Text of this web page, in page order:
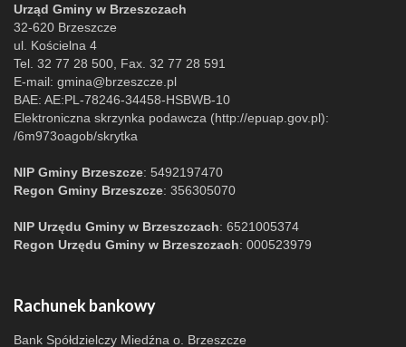
Urząd Gminy w Brzeszczach
32-620 Brzeszcze
ul. Kościelna 4
Tel. 32 77 28 500, Fax. 32 77 28 591
E-mail: gmina@brzeszcze.pl
BAE: AE:PL-78246-34458-HSBWB-10
Elektroniczna skrzynka podawcza (http://epuap.gov.pl):
/6m973oagob/skrytka
NIP Gminy Brzeszcze: 5492197470
Regon Gminy Brzeszcze: 356305070
NIP Urzędu Gminy w Brzeszczach: 6521005374
Regon Urzędu Gminy w Brzeszczach: 000523979
Rachunek bankowy
Bank Spółdzielczy Miedźna o. Brzeszcze